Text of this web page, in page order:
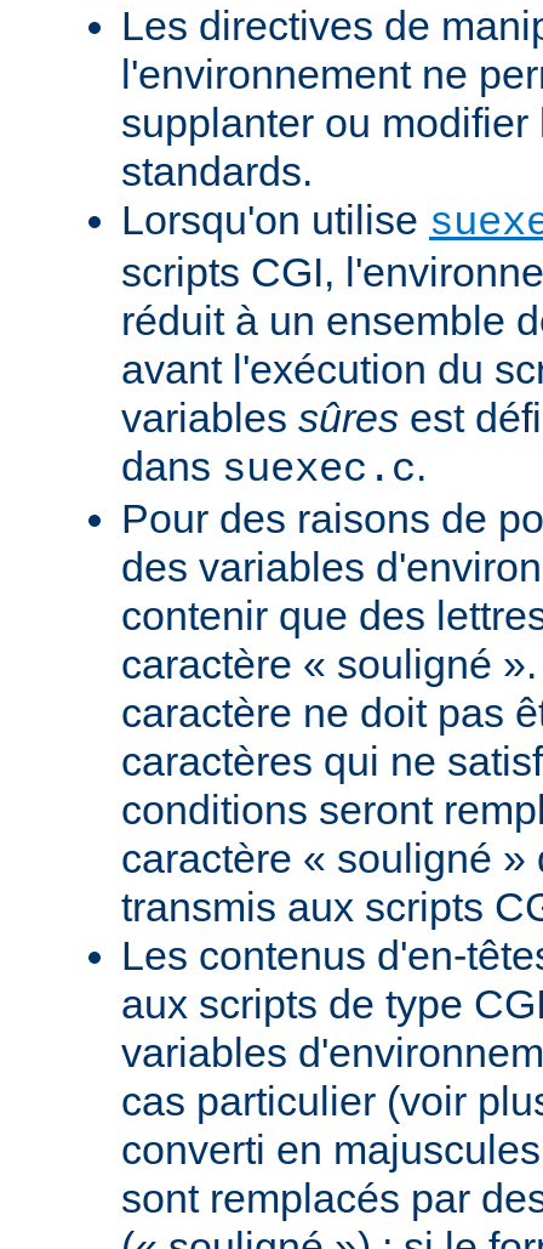
Les directives de
l'environnement ne
supplanter ou
standards.
Lorsqu'on utilise
scripts CGI,
réduit à un ensemble
avant l'exécution du
variables sûres est
dans suexec.c.
Pour des raisons de
des variables
contenir que des
caractère « souligné
caractère ne doit pas
caractères qui ne
conditions seront
caractère « souligné »
transmis aux scripts
Les contenus d'en-
aux scripts de type
variables
cas particulier (voir
converti en
sont remplacés par